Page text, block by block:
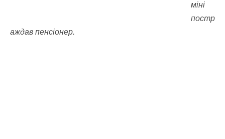
міні
постр
аждав пенсіонер.